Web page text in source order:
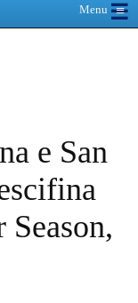
Menu≡
☰
e San